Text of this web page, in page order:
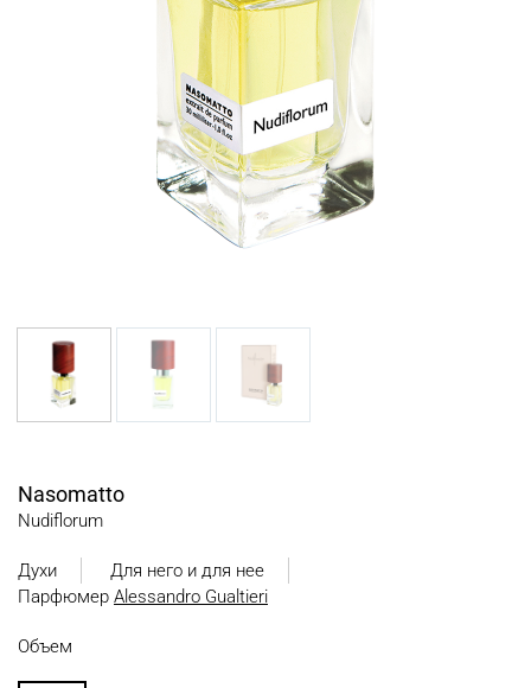
Nasomatto
Nudiflorum
Духи
Для него и для нее
Парфюмер Alessandro Gualtieri
Объем